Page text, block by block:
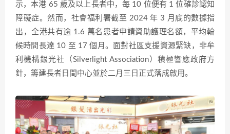
示，本港 65 歲及以上長者中，每 10 位便有 1 位確診認知
障礙症。然而，社會福利署截至 2024 年 3 月底的數據指
出，全港共有逾 1.6 萬名患者申請資助護理名額，平均輪
候時間長達 10 至 17 個月。面對社區支援資源緊缺，非牟
利機構銀光社（Silverlight Association）積極響應政府方
針，籌建長者日間中心並於二月三日正式落成啟用。